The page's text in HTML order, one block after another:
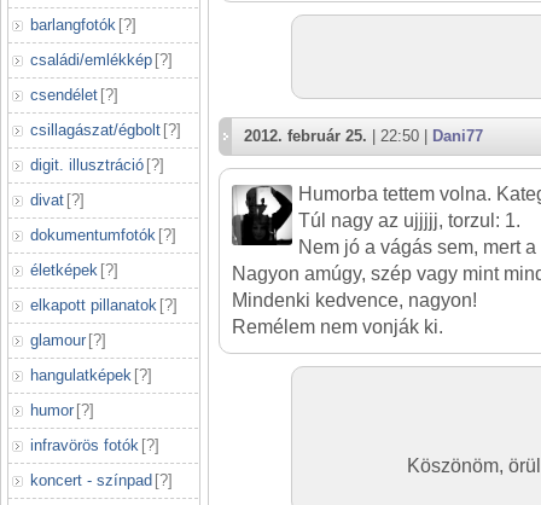
barlangfotók [?]
családi/emlékkép [?]
csendélet [?]
csillagászat/égbolt [?]
digit. illusztráció [?]
divat [?]
dokumentumfotók [?]
életképek [?]
elkapott pillanatok [?]
glamour [?]
hangulatképek [?]
humor [?]
infravörös fotók [?]
koncert - színpad [?]
2012. február 25. | 22:50 | Dani77
Humorba tettem volna.
Túl nagy az ujjjjj, torzul: 1.
Nem jó a vágás sem, mert
Nagyon amúgy, szép vagy mint
Mindenki kedvence, nagyon!
Remélem nem vonják ki.
Köszönöm,